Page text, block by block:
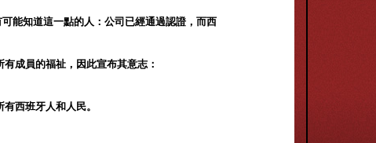
能知道這一點的人：公司已經通過認證，而西
成員的福祉，因此宣布其意志：
西班牙人和人民。